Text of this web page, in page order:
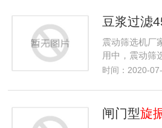
震动筛选机厂
用中，震动筛
时间：2020-
闸门型旋